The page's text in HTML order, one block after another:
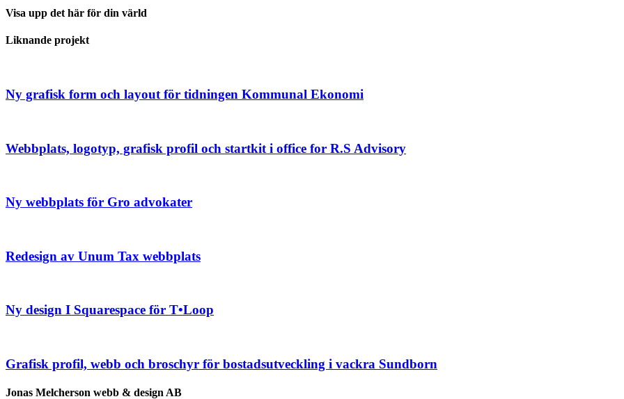
Visa upp det här för din värld
Liknande projekt
Ny grafisk form och layout för tidningen Kommunal Ekonomi
Webbplats, logotyp, grafisk profil och startkit i office for R.S Advisory
Ny webbplats för Gro advokater
Redesign av Unum Tax webbplats
Ny design I Squarespace för T•Loop
Grafisk profil, webb och broschyr för bostadsutveckling i vackra Sundborn
Jonas Melcherson webb & design AB